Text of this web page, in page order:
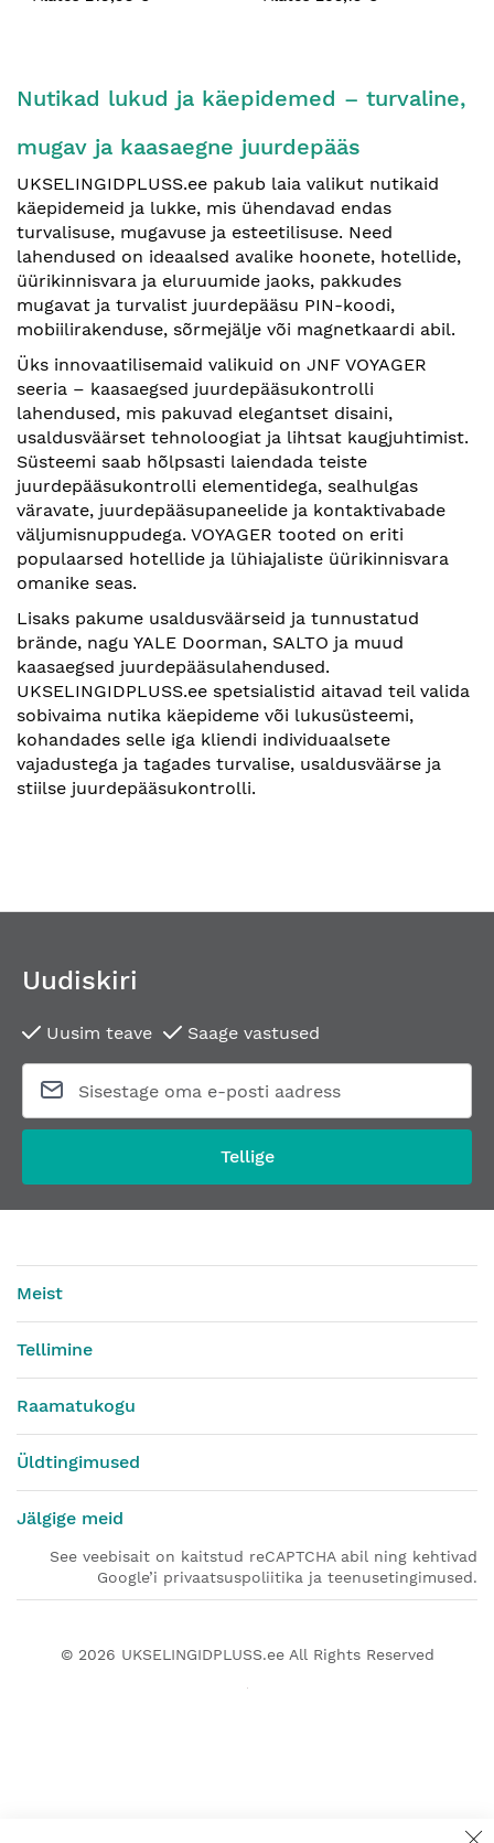
Nutikad lukud ja käepidemed – turvaline,
mugav ja kaasaegne juurdepääs
UKSELINGIDPLUSS.ee pakub laia valikut nutikaid
käepidemeid ja lukke, mis ühendavad endas
turvalisuse, mugavuse ja esteetilisuse. Need
lahendused on ideaalsed avalike hoonete, hotellide,
üürikinnisvara ja eluruumide jaoks, pakkudes
mugavat ja turvalist juurdepääsu PIN-koodi,
mobiilirakenduse, sõrmejälje või magnetkaardi abil.
Üks innovaatilisemaid valikuid on JNF VOYAGER
seeria – kaasaegsed juurdepääsukontrolli
lahendused, mis pakuvad elegantset disaini,
usaldusväärset tehnoloogiat ja lihtsat kaugjuhtimist.
Süsteemi saab hõlpsasti laiendada teiste
juurdepääsukontrolli elementidega, sealhulgas
väravate, juurdepääsupaneelide ja kontaktivabade
väljumisnuppudega. VOYAGER tooted on eriti
populaarsed hotellide ja lühiajaliste üürikinnisvara
omanike seas.
Lisaks pakume usaldusväärseid ja tunnustatud
brände, nagu YALE Doorman, SALTO ja muud
kaasaegsed juurdepääsulahendused.
UKSELINGIDPLUSS.ee spetsialistid aitavad teil valida
sobivaima nutika käepideme või lukusüsteemi,
kohandades selle iga kliendi individuaalsete
vajadustega ja tagades turvalise, usaldusväärse ja
stiilse juurdepääsukontrolli.
Uudiskiri
Uusim teave Saage vastused
Tellige
Meist
Tellimine
Raamatukogu
Üldtingimused
Jälgige meid
See veebisait on kaitstud reCAPTCHA abil ning kehtivad
Google’i privaatsuspoliitika ja teenusetingimused.
© 2026 UKSELINGIDPLUSS.eeAll Rights Reserved